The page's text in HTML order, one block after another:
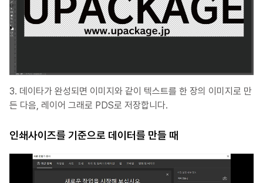
3. 데이타가 완성되면 이미지와 같이 텍스트를 한 장의 이미지로 만
든 다음, 레이어 그래로 PDS로 저장합니다.
인쇄사이즈를 기준으로 데이터를 만들 때